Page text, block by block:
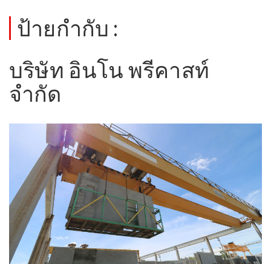
ป้ายกำกับ :
บริษัท อินโน พรีคาสท์
จำกัด